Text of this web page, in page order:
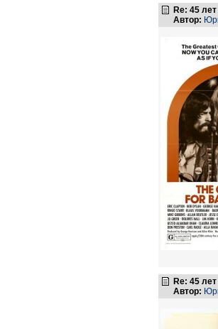
Re: 45
Автор:
Re: 45
Автор: